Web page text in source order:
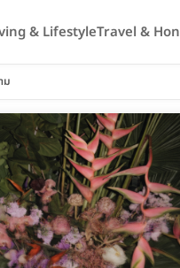
& LifestyleTravel &
ม